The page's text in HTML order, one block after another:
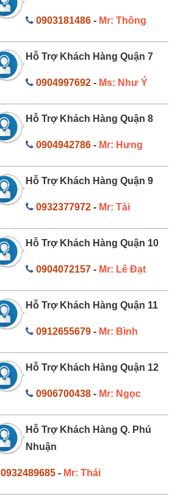
0903181486 - Mr: Thông
Hỗ Trợ Khách Hàng Quận 7
0904997692 - Ms: Như Ý
Hỗ Trợ Khách Hàng Quận 8
0904942786 - Mr: Hưng
Hỗ Trợ Khách Hàng Quận 9
0932377972 - Mr: Tài
Hỗ Trợ Khách Hàng Quận 10
0904072157 - Mr: Lê Đạt
Hỗ Trợ Khách Hàng Quận 11
0912655679 - Mr: Bình
Hỗ Trợ Khách Hàng Quận 12
0906700438 - Mr: Ngọc
Hỗ Trợ Khách Hàng Q. Phú
Nhuận
0932489685- Mr: Thái